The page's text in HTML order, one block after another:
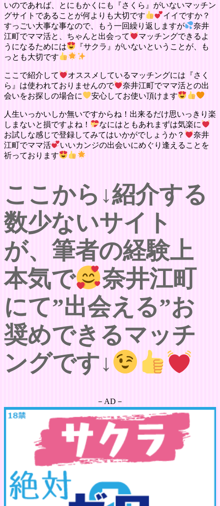
いのであれば、とにもかくにも『さくら』がいないマッチン
グサイトであることが何よりも大切です
イイですか？
すっごい大事な事なので、もう一回繰り返しますが
奈井
江町でママ活と、ちゃんと出会って
マッチングできるよ
うになるためには
『サクラ』がいないということが、も
っとも大切です
ここで紹介して
オススメしているマッチングには『さく
ら』は使われておりませんので
奈井江町でママ活との出
会いをお探しの場合に
安心してお使い頂けます
人生いっかいしか無いですからね！出来るだけ思いっきり楽
しまないと損ですよね！
なにはともあれまずは気楽に
お試しな感じで登録してみてはいかがでしょうか？
奈井
江町でママ活
いいカンジの出会いにめぐり逢えることを
祈っております
ここから↓紹介する
数少ないサイト
が、筆者の経験上
本気で
奈井江町
にて”出会える”お
奨めできるマッチ
ングです↓
－AD－